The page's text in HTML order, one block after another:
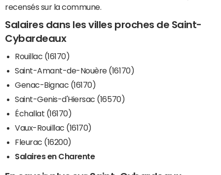
recensés sur la commune.
Salaires dans les villes proches de Saint-
Cybardeaux
Rouillac (16170)
Saint-Amant-de-Nouère (16170)
Genac-Bignac (16170)
Saint-Genis-d'Hiersac (16570)
Échallat (16170)
Vaux-Rouillac (16170)
Fleurac (16200)
Salaires en Charente